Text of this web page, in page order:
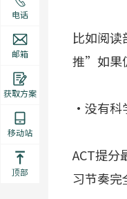
比如阅
推”如果
·没有科
ACT提
习节奏完
电话
邮箱
获取方案
移动站
顶部